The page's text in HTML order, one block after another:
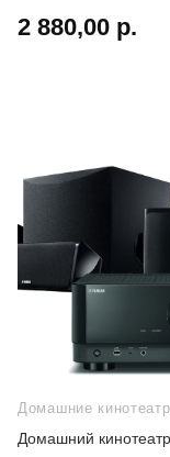
2 880,00 р.
Домашние
Домашний